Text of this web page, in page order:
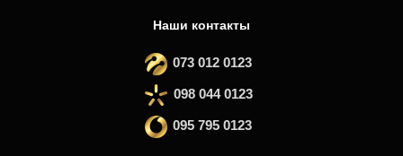
Наши контакты
073 012 0123
098 044 0123
095 795 0123